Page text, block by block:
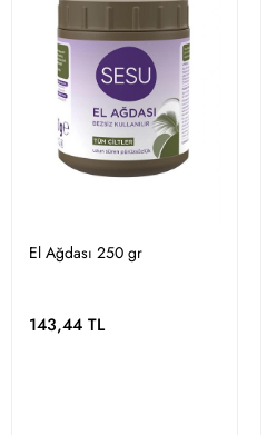
El Ağdası 250 gr
143,44 TL